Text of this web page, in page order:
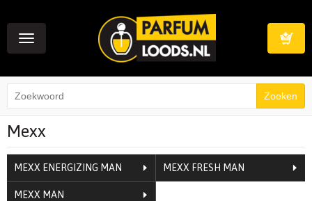
Toggle
navigation
Mexx
MEXX ENERGIZING MAN MEXX FRESH MAN
MEXX MAN